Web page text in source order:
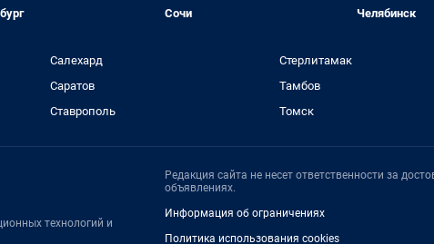
Сочи
Челябинск
Салехард
Саратов
Ставрополь
Стерлитамак
Тамбов
Томск
технологий и
Редакция сайта не несет ответственности за
объявлениях.
Информация об ограничениях
Политика использования cookies